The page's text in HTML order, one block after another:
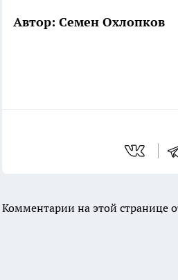
Автор: Семен Охлопков
Комментарии на этой странице